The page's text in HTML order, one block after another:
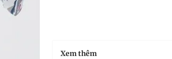
Xem thêm